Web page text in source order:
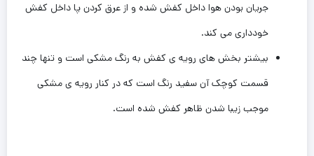
جریان بودن هوا داخل کفش شده و از عرق کردن پا داخل کفش
خودداری می کند.
بیشتر بخش های رویه ی کفش به رنگ ‌مشکی است و تنها چند
قسمت کوچک آن سفید رنگ است که در کنار رویه ی مشکی
موجب زیبا شدن ظاهر کفش شده است.